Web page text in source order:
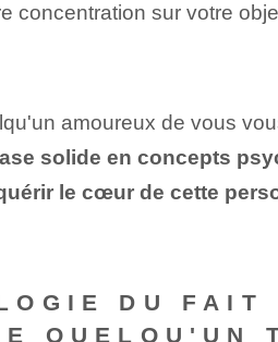
concentration sur votre
amoureux de vous
solide en concepts
le cœur de cette
DU
QUELQU'UN